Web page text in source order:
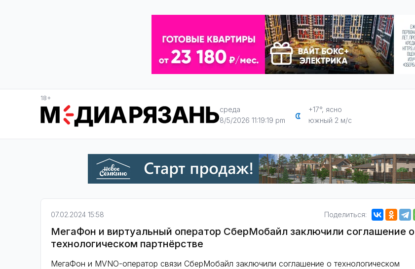
18+
среда
8/5/2026 11:19:20 pm
+17°, ясно
южный 2 м/с
07.02.2024 15:58 Поделиться:
МегаФон и виртуальный оператор СберМобайл заключили соглашение о
технологическом партнёрстве
МегаФон и MVNO-оператор связи СберМобайл заключили соглашение о технологическом